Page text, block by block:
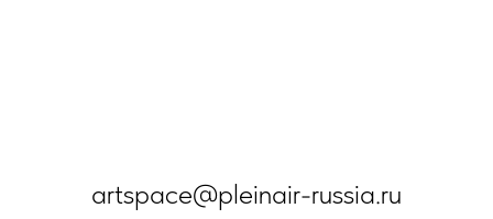
artspace@pleinair-russia.ru